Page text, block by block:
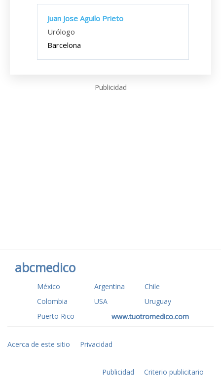
Juan Jose Aguilo Prieto
Urólogo
Barcelona
Publicidad
abcmedico
México Argentina
Chile
Colombia
USA
Uruguay
Puerto Rico
www.tuotromedico.com
Acerca de este sitio Privacidad
Publicidad Criterio publicitario